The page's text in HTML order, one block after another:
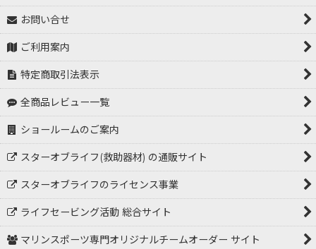
お問い合せ
ご利用案内
特定商取引法表示
全商品レビュー一覧
ショールームのご案内
スターオブライフ(救助器材) の通販サイト
スターオブライフのライセンス事業
ライフセービング活動 総合サイト
マリンスポーツ専門オリジナルチームオーダー サイト